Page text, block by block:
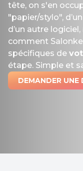
tête, on s'en
"papier/stylo",
d’un autre
comment
spécifiques de
étape. Simple et
DEMANDER UNE